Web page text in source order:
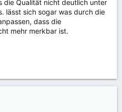
die Qualität nicht deutlich unter
lässt sich sogar was durch die
dass die
mehr merkbar ist.